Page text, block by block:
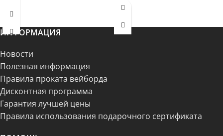
ИНФОРМАЦИЯ
Новости
Полезная информация
Правила проката вейборда
Дисконтная программа
Гарантия лучшей цены
Правила использования подарочного сертификата